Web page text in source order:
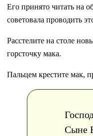
Его принято читать на
советовала проводить
Расстелите на столе
горсточку мака.
Пальцем крестите мак,
Сыне